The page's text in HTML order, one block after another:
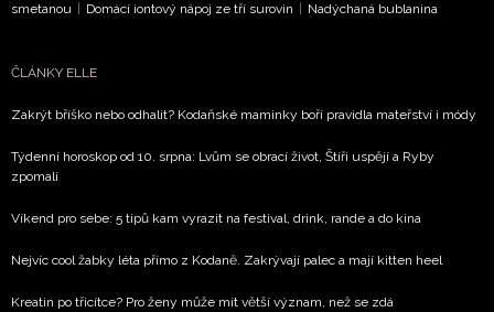
smetanou
Domácí iontový nápoj ze tří surovin Nadýchaná bublanina
ČLÁNKY ELLE
Zakrýt bříško nebo odhalit? Kodaňské maminky boří pravidla mateřství i módy
Týdenní horoskop od 10. srpna: Lvům se obrací život, Štíři uspějí a Ryby
zpomalí
Víkend pro sebe: 5 tipů kam vyrazit na festival, drink, rande a do kina
Nejvíc cool žabky léta přímo z Kodaně. Zakrývají palec a mají kitten heel
Kreatin po třicítce? Pro ženy může mít větší význam, než se zdá